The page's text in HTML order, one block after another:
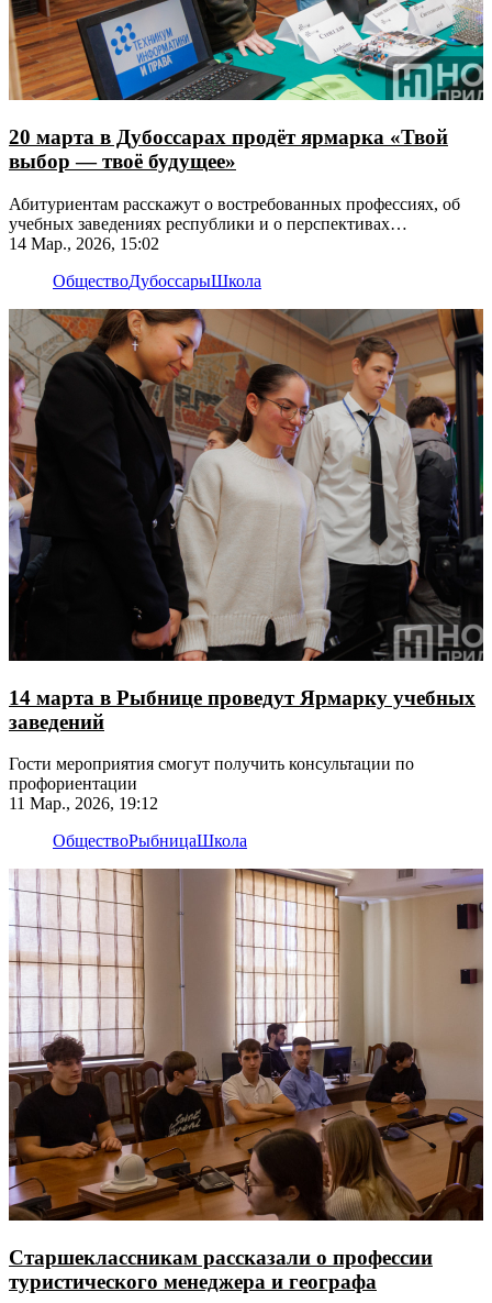
20 марта в Дубоссарах продёт ярмарка «Твой
выбор — твоё будущее»
Абитуриентам расскажут о востребованных профессиях, об
учебных заведениях республики и о перспективах
трудоустройства
14 Мар., 2026, 15:02
ОбществоДубоссарыШкола
14 марта в Рыбнице проведут Ярмарку учебных
заведений
Гости мероприятия смогут получить консультации по
профориентации
11 Мар., 2026, 19:12
ОбществоРыбницаШкола
Старшеклассникам рассказали о профессии
туристического менеджера и географа